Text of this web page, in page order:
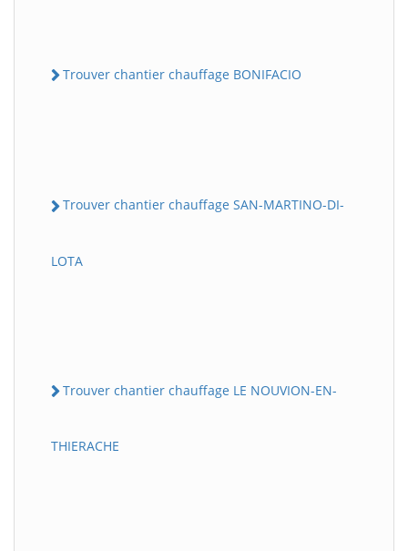
Trouver chantier chauffage BONIFACIO
Trouver chantier chauffage SAN-MARTINO-DI-
LOTA
Trouver chantier chauffage LE NOUVION-EN-
THIERACHE